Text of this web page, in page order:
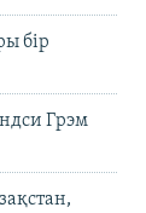
бір
Грэм